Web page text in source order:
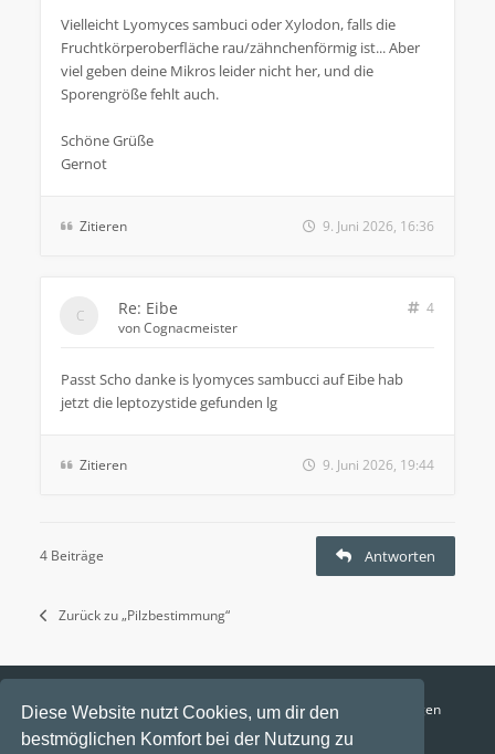
Diese Website nutzt Cookies, um dir den
bestmöglichen Komfort bei der Nutzung zu
Vielleicht Lyomyces sambuci oder Xylodon, falls die
Fruchtkörperoberfläche rau/zähnchenförmig ist... Aber
viel geben deine Mikros leider nicht her, und die
Sporengröße fehlt auch.
Schöne Grüße
Gernot
Zitieren 9. Juni 2026, 16:36
Re: Eibe
4
vonCognacmeister
Passt Scho danke is lyomyces sambucci auf Eibe hab
jetzt die leptozystide gefunden lg
Zitieren 9. Juni 2026, 19:44
4 Beiträge Antworten
Zurück zu „Pilzbestimmung“
Funga Austria FAQ Datenschutz
Nutzungsbedingungen
Alle Zeiten sind UTC+02:00